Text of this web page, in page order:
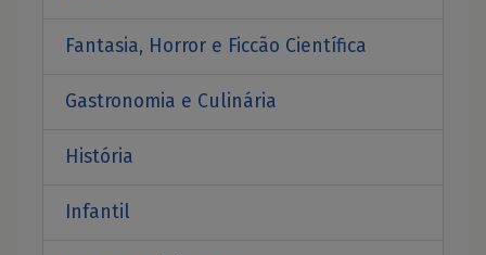
Fantasia, Horror e Ficcão Científica
Gastronomia e Culinária
História
Infantil